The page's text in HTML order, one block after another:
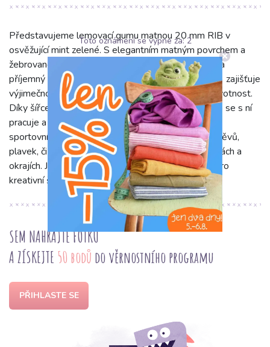
Představujeme lemovací gumu matnou 20 mm RIB v
osvěžující mint zelené. S elegantním matným povrchem a
žebrovanou (RIB) strukturou nabízí moderní vzhled a
příjemný omak. Složení (85% PA, 10% PE, 5% EL) zajišťuje
výjimečnou pružnost, tvarovou stálost a dlouhou životnost.
Díky šířce 2 cm je guma mimořádně odolná, snadno se s ní
pracuje a drží tvar i po praní. Ideální je pro lemování
sportovního oblečení, spodního prádla, dětských oděvů,
plavek, či pro ozdobné detaily na výstřizích, manžetách a
okrajích. Její všestrannost ji činí nepostradatelnou pro
kreativní šití.
SEM NAHRAJTE FOTKU
A ZÍSKEJTE 50 bodů do věrnostního programu
PŘIHLASTE SE
Toto oznámení se vypne za:2